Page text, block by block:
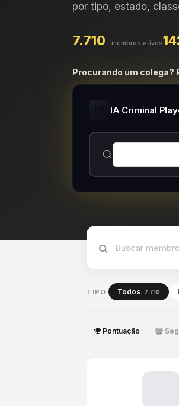
por tipo, estado,
7.710 membros ativos
Procurando um colega?
IA Criminal
TIPO Todos 7.710
Pontuação